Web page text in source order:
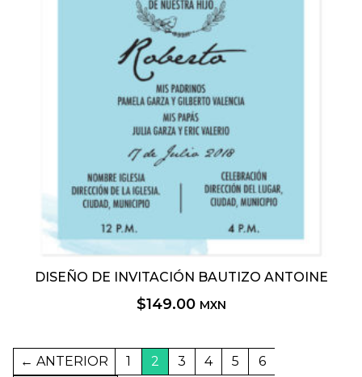
DISEÑO DE INVITACIÓN BAUTIZO ANTOINE
$149.00 MXN
← 1 2 3 4 5
6